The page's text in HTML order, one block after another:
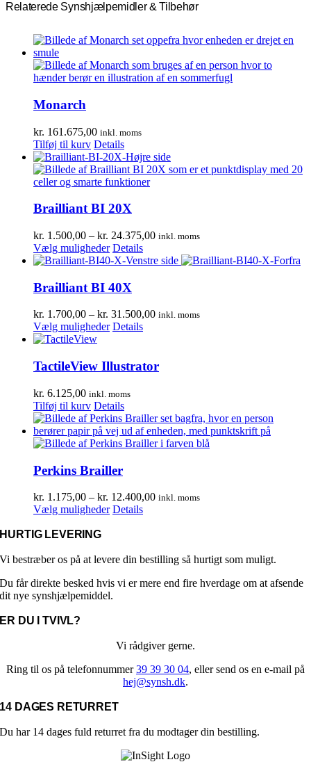
Relaterede Synshjælpemidler & Tilbehør
Monarch
kr. 161.675,00 inkl. moms
Tilføj til kurv Details
Brailliant BI 20X
kr. 1.500,00 – kr. 24.375,00Prisinterval:
til
inkl. moms
Vælg muligheder Dette
vare
flere
varianter.
Mulighederne
kan
vælges
varesiden
Details
Brailliant BI 40X
kr. 1.700,00 – kr. 31.500,00Prisinterval:
inkl. moms
Vælg muligheder Dette
flere
kan
vælges
på
varesiden
Details
TactileView Illustrator
kr. 6.125,00 inkl. moms
Tilføj til kurv Details
Perkins Brailler
kr. 1.175,00 – kr. 12.400,00Prisinterval:
inkl. moms
Vælg muligheder Dette
varianter.
kan
vælges
Details
HURTIG LEVERING
Vi bestræber os på at levere din bestilling så hurtigt som muligt.
Du får direkte besked hvis vi er mere end fire hverdage om at afsende
dit nye synshjælpemiddel.
ER DU I TVIVL?
Vi rådgiver gerne.
Ring til os på telefonnummer39 39 30 04, eller send os en e-mail på
hej@synsh.dk.
14 DAGES RETURRET
Du har 14 dages fuld returret fra du modtager din bestilling.